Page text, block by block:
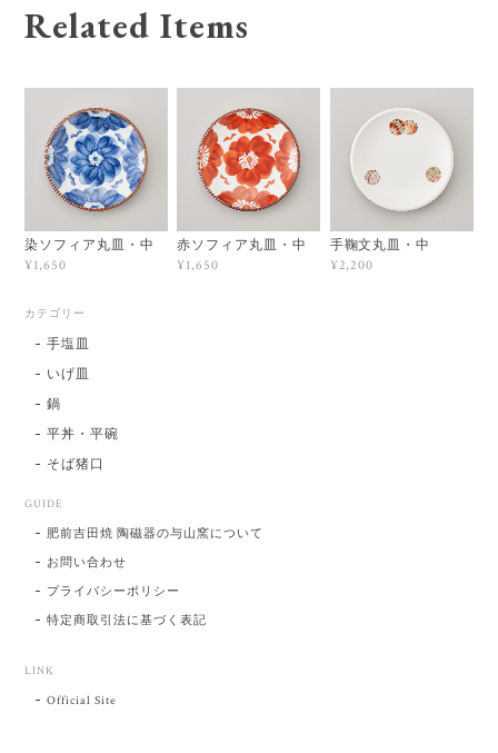
Related Items
染ソフィア丸皿・中
¥1,650
赤ソフィア丸皿・中
¥1,650
手鞠文丸皿・中
¥2,200
カテゴリー
手塩皿
いげ皿
鍋
平丼・平碗
そば猪口
GUIDE
肥前吉田焼 陶磁器の与山窯について
お問い合わせ
プライバシーポリシー
特定商取引法に基づく表記
LINK
Official Site